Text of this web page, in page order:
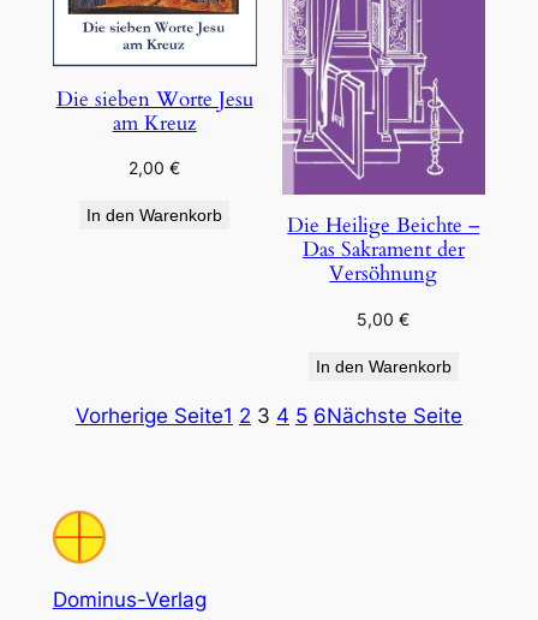
Die sieben Worte Jesu
am Kreuz
2,00€
In den Warenkorb
Die Heilige Beichte –
Das Sakrament der
Versöhnung
5,00€
In den Warenkorb
Vorherige Seite1 2 3 4 5 6Nächste Seite
Dominus-Verlag